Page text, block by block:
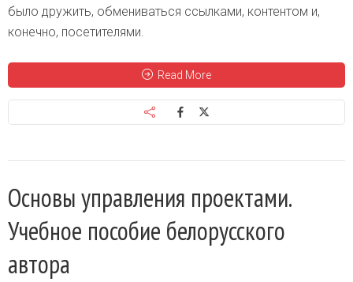
было дружить, обмениваться ссылками, контентом и,
конечно, посетителями.
Read More
Основы управления проектами.
Учебное пособие белорусского
автора